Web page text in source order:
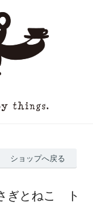
ショップへ戻る
ぎとねこ ト